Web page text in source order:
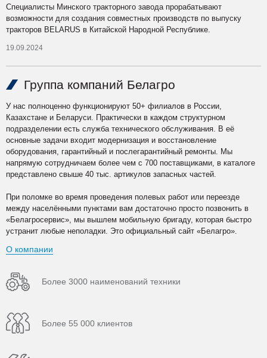
Специалисты Минского тракторного завода прорабатывают
возможности для создания совместных производств по выпуску
тракторов BELARUS в Китайской Народной Республике.
19.09.2024
Группа компаний Белагро
У нас полноценно функционируют 50+ филиалов в России,
Казахстане и Беларуси. Практически в каждом структурном
подразделении есть служба технического обслуживания. В её
основные задачи входит модернизация и восстановление
оборудования, гарантийный и послегарантийный ремонты. Мы
напрямую сотрудничаем более чем с 700 поставщиками, в каталоге
представлено свыше 40 тыс. артикулов запасных частей.
При поломке во время проведения полевых работ или переезде
между населёнными пунктами вам достаточно просто позвонить в
«Белагросервис», мы вышлем мобильную бригаду, которая быстро
устранит любые неполадки. Это официальный сайт «Белагро».
О компании
Более 3000 наименований техники
Более 55 000 клиентов